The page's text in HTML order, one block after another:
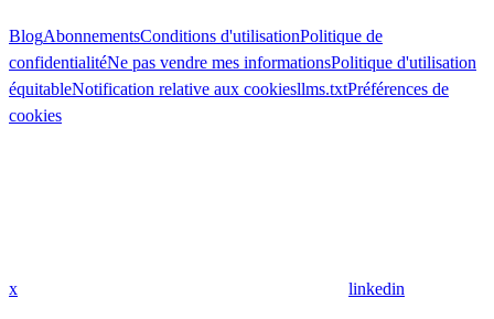
BlogAbonnementsConditions d'utilisationPolitique de
confidentialitéNe pas vendre mes informationsPolitique d'utilisation
équitableNotification relative aux cookiesllms.txtPréférences de
cookies
x linkedin